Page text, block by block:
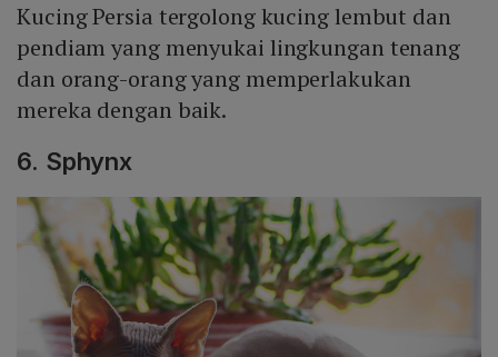
Kucing Persia tergolong kucing lembut dan
pendiam yang menyukai lingkungan tenang
dan orang-orang yang memperlakukan
mereka dengan baik.
6. Sphynx